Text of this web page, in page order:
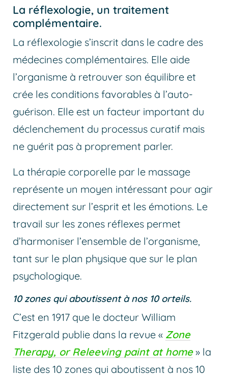
La réflexologie, un traitement
complémentaire.
La réflexologie s’inscrit dans le cadre des
médecines complémentaires. Elle aide
l’organisme à retrouver son équilibre et
crée les conditions favorables à l’auto-
guérison. Elle est un facteur important du
déclenchement du processus curatif mais
ne guérit pas à proprement parler.
La thérapie corporelle par le massage
représente un moyen intéressant pour agir
directement sur l’esprit et les émotions. Le
travail sur les zones réflexes permet
d’harmoniser l’ensemble de l’organisme,
tant sur le plan physique que sur le plan
psychologique.
10 zones qui aboutissent à nos 10 orteils.
C’est en 1917 que le docteur William
Fitzgerald publie dans la revue « Zone
Therapy, or Releeving paint at home» la
liste des 10 zones qui aboutissent à nos 10